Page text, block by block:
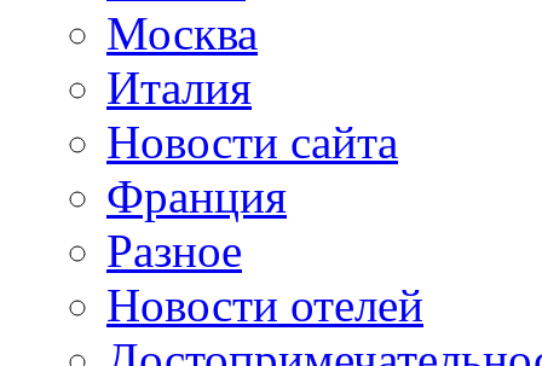
Москва
Италия
Новости сайта
Франция
Разное
Новости отелей